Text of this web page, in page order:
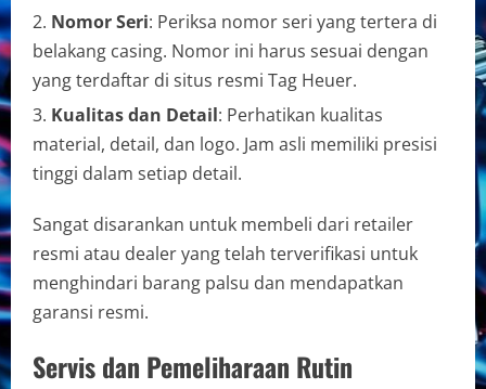
Nomor Seri: Periksa nomor seri yang tertera di
belakang casing. Nomor ini harus sesuai dengan
yang terdaftar di situs resmi Tag Heuer.
Kualitas dan Detail: Perhatikan kualitas
material, detail, dan logo. Jam asli memiliki presisi
tinggi dalam setiap detail.
Sangat disarankan untuk membeli dari retailer
resmi atau dealer yang telah terverifikasi untuk
menghindari barang palsu dan mendapatkan
garansi resmi.
Servis dan Pemeliharaan Rutin